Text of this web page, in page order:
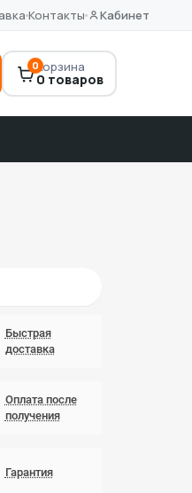
Контакты Кабинет
0Корзина
0 товаров
Быстрая
доставка
Оплата после
получения
Гарантия